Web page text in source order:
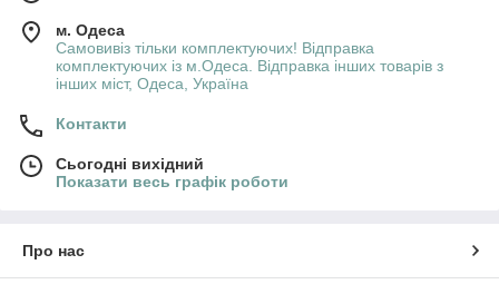
м. Одеса
Самовивіз тільки комплектуючих! Відправка
комплектуючих із м.Одеса. Відправка інших товарів з
інших міст, Одеса, Україна
Контакти
Сьогодні вихідний
Показати весь графік роботи
Про нас